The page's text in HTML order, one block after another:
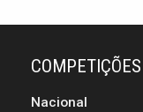
COMPETIÇÕES
Nacional